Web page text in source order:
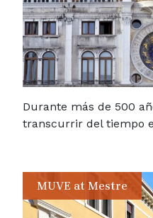
Durante más de 500
transcurrir del tiempo
MUVE at Mestre